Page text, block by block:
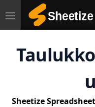
Toggle
navigation
Sheetize